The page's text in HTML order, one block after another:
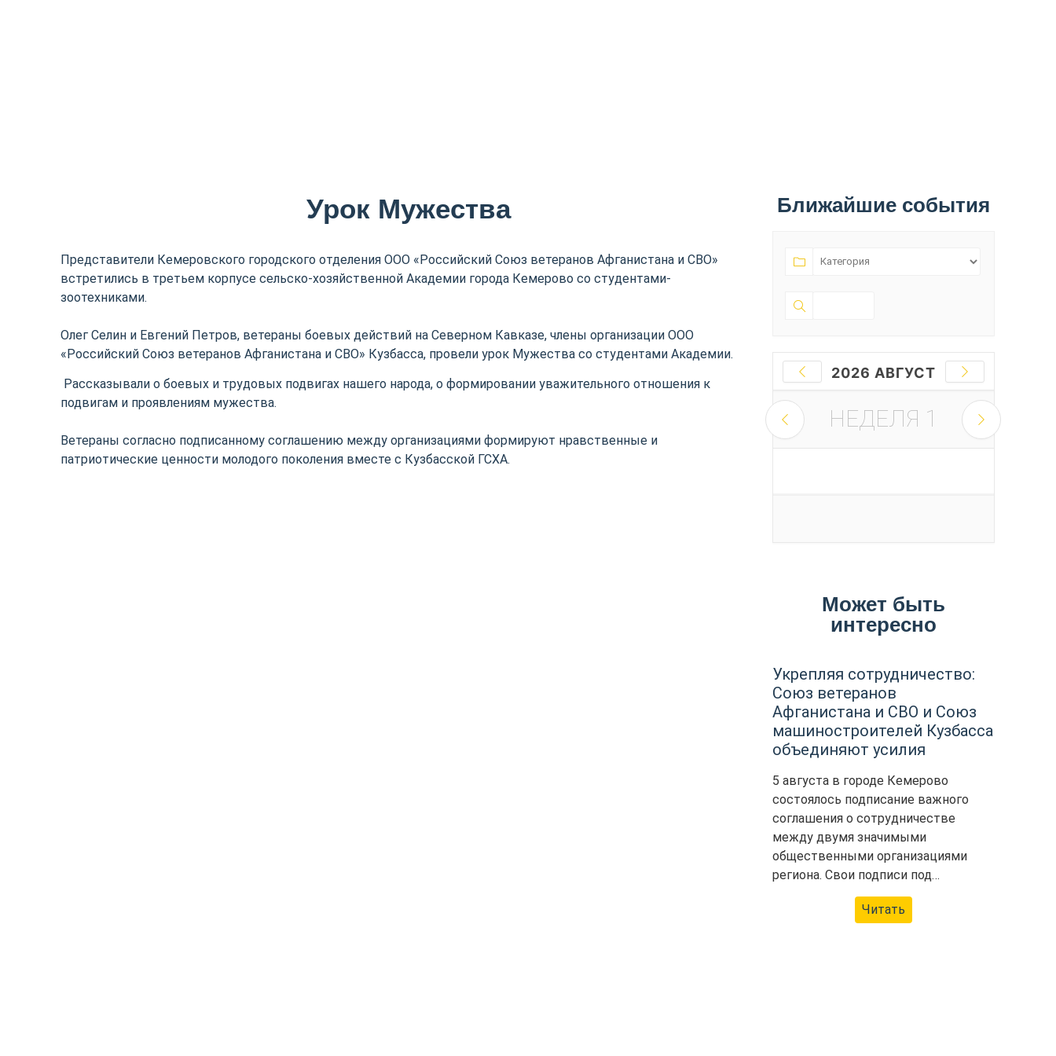
Урок Мужества
Представители Кемеровского городского отделения ООО «Российский Союз ветеранов Афганистана и СВО»
встретились в третьем корпусе сельско-хозяйственной Академии города Кемерово со студентами-
зоотехниками.
Олег Селин и Евгений Петров, ветераны боевых действий на Северном Кавказе, члены организации ООО
«Российский Союз ветеранов Афганистана и СВО» Кузбасса, провели урок Мужества со студентами Академии.
Рассказывали о боевых и трудовых подвигах нашего народа, о формировании уважительного отношения к
подвигам и проявлениям мужества.
Ветераны согласно подписанному соглашению между организациями формируют нравственные и
патриотические ценности молодого поколения вместе с Кузбасской ГСХА.
Ближайшие события
2026 АВГУСТ
НЕДЕЛЯ 1
Может быть
интересно
Укрепляя сотрудничество:
Союз ветеранов
Афганистана и СВО и Союз
машиностроителей Кузбасса
объединяют усилия
5 августа в городе Кемерово
состоялось подписание важного
соглашения о сотрудничестве
между двумя значимыми
общественными организациями
региона. Свои подписи под…
Читать